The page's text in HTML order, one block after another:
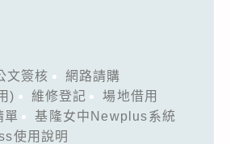
文簽核
網路請購
)
維修登記
場地借用
單
基隆女中Newplus系統
使用說明